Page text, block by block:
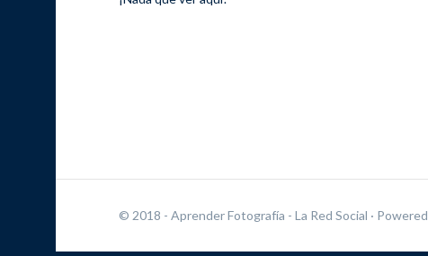
© 2018 - Aprender Fotografía - La Red Social ·